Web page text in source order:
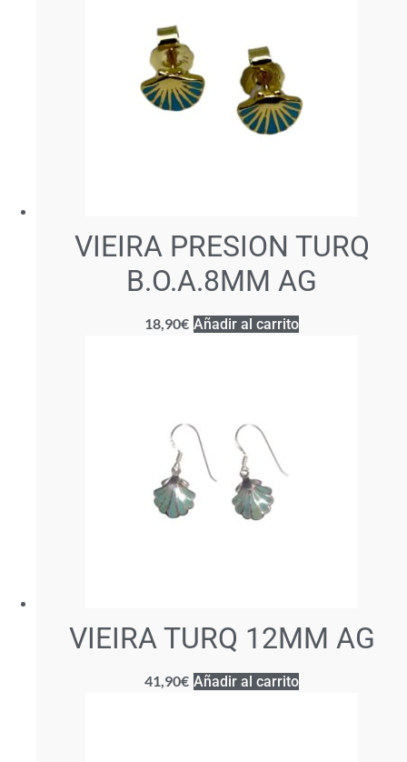
VIEIRA PRESION TURQ
B.O.A.8MM AG
18,90€ Añadir al carrito
VIEIRA TURQ 12MM AG
41,90€ Añadir al carrito